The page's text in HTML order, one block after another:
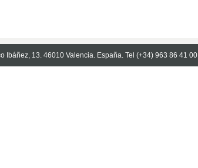
Ibáñez, 13. 46010 Valencia. España. Tel (+34) 963 86 41 00